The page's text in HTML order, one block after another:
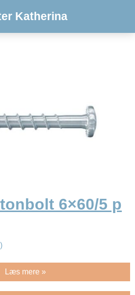
Katherina
6×60/5 p
Læs mere »